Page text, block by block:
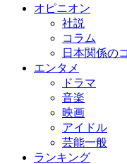
オピニオン
社説
コラム
日本関係の
エンタメ
ドラマ
音楽
映画
アイドル
芸能一般
ランキング